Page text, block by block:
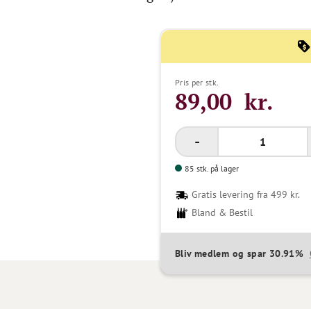
Pris per stk.
89,00 kr.
Gratis levering fra 499 kr.
Bland & Bestil
85 stk. på lager
Bliv medlem og spar 30.91%